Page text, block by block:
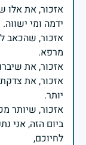
אזכור, את אלו
אזכור, שהכאב
אזכור, את
ביום הזה, אני